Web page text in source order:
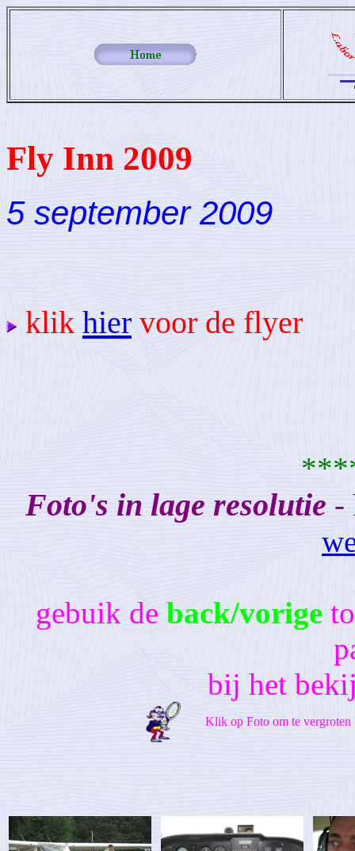
Fly Inn 2009
5 september 2009
klik hier voor de flyer
Foto's in lage resolutie -
gebuik deback/vorige
bij het
Klik op Foto om te vergroten